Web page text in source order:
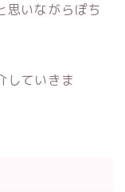
思いながらぽち
していきま